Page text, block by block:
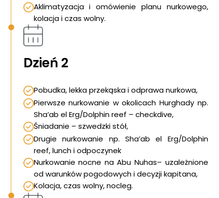
Aklimatyzacja i omówienie planu nurkowego,
kolacja i czas wolny.
Dzień 2
Pobudka, lekka przekąska i odprawa nurkowa,
Pierwsze nurkowanie w okolicach Hurghady np.
Sha’ab el Erg/Dolphin reef – checkdive,
Śniadanie – szwedzki stół,
Drugie nurkowanie np. Sha’ab el Erg/Dolphin
reef, lunch i odpoczynek
Nurkowanie nocne na Abu Nuhas– uzależnione
od warunków pogodowych i decyzji kapitana,
Kolacja, czas wolny, nocleg.